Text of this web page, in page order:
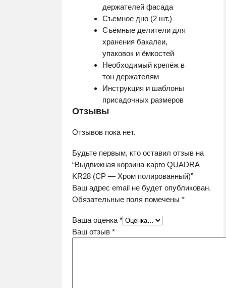
держателей фасада
Съемное дно (2 шт.)
Съёмные делители для
хранения бакалеи,
упаковок и ёмкостей
Необходимый крепёж в
тон держателям
Инструкция и шаблоны
присадочных размеров
Отзывы
Отзывов пока нет.
Будьте первым, кто оставил отзыв на
“Выдвижная корзина-карго QUADRA
KR28 (CP — Хром полированный)”
Ваш адрес email не будет опубликован.
Обязательные поля помечены*
Ваша оценка*
Ваш отзыв*